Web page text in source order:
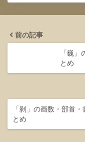
前の記事
「巍
とめ
「剝」の画数・部首
とめ